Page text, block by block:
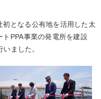
となる公有地を活用した太
PPA事業の発電所を建設
ました。